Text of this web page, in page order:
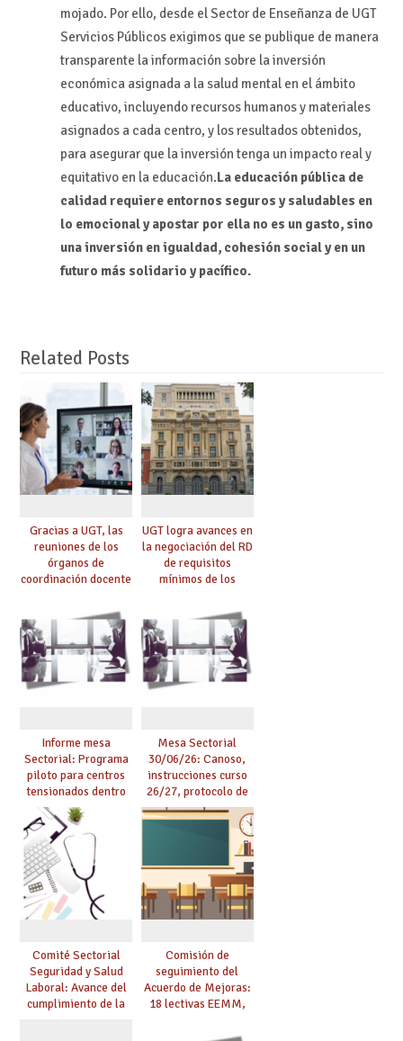
mojado. Por ello, desde el Sector de Enseñanza de UGT
Servicios Públicos exigimos que se publique de manera
transparente la información sobre la inversión
económica asignada a la salud mental en el ámbito
educativo, incluyendo recursos humanos y materiales
asignados a cada centro, y los resultados obtenidos,
para asegurar que la inversión tenga un impacto real y
equitativo en la educación.La educación pública de
calidad requiere entornos seguros y saludables en
lo emocional y apostar por ella no es un gasto, sino
una inversión en igualdad, cohesión social y en un
futuro más solidario y pacífico.
Related Posts
Gracias a UGT, las
reuniones de los
órganos de
coordinación docente
de manera
telemática, sin exigir
presencialidad en el
centro
UGT logra avances en
la negociación del RD
de requisitos
mínimos de los
exige al Ministerio
que los compromisos
se materialicen con
la mayor agilidad
posible
Informe mesa
Sectorial: Programa
piloto para centros
tensionados dentro
del marco del
Acuerdo de Mejoras y
evaluación del curso
25/26
Mesa Sectorial
30/06/26: Canoso,
instrucciones curso
26/27, protocolo de
agresiones.
Comité Sectorial
Seguridad y Salud
Laboral: Avance del
cumplimiento de la
Comisión de
seguimiento del
Acuerdo de Mejoras:
18 lectivas EEMM,
mayores 55 y pilotaje